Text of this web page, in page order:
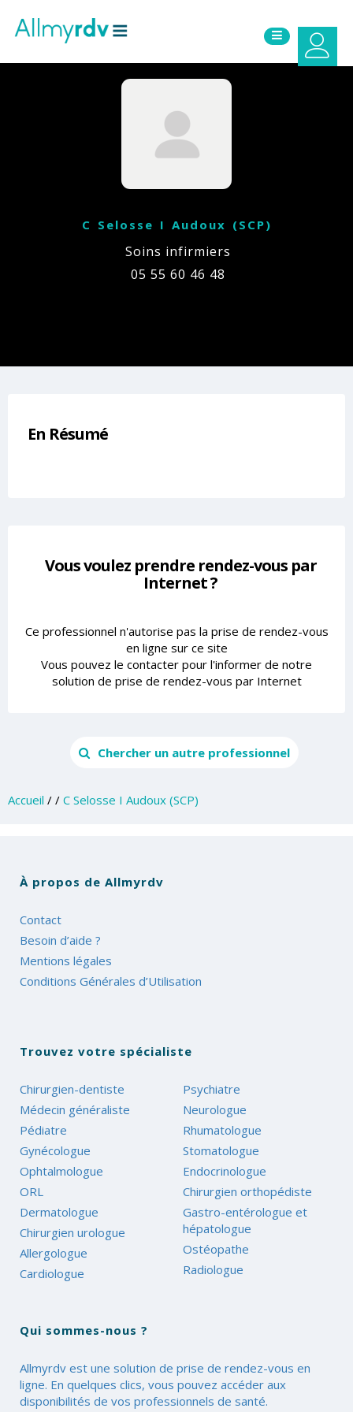
C Selosse I Audoux (SCP)
Soins infirmiers
05 55 60 46 48
En Résumé
Vous voulez prendre rendez-vous par
Internet ?
Ce professionnel n'autorise pas la prise de rendez-vous
en ligne sur ce site
Vous pouvez le contacter pour l'informer de notre
solution de prise de rendez-vous par Internet
Chercher un autre professionnel
Accueil / / C Selosse I Audoux (SCP)
À propos de Allmyrdv
Contact
Besoin d’aide ?
Mentions légales
Conditions Générales d’Utilisation
Trouvez votre spécialiste
Chirurgien-dentiste
Médecin généraliste
Pédiatre
Gynécologue
Ophtalmologue
ORL
Dermatologue
Chirurgien urologue
Allergologue
Cardiologue
Psychiatre
Neurologue
Rhumatologue
Stomatologue
Endocrinologue
Chirurgien orthopédiste
Gastro-entérologue et
hépatologue
Ostéopathe
Radiologue
Qui sommes-nous ?
Allmyrdv est une solution de prise de rendez-vous en
ligne. En quelques clics, vous pouvez accéder aux
disponibilités de vos professionnels de santé.